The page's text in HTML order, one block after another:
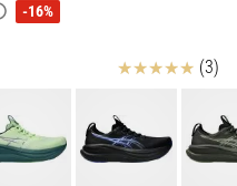
-16%
Beoordelingen
(3)